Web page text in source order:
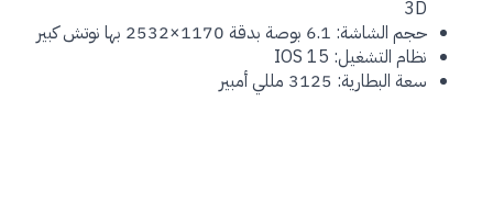
حجم الشاشة: 6.1 بوصة بدقة 1170×2532 بها نوتش كبير
نظام التشغيل: IOS 15
سعة البطارية: 3125 مللي أمبير